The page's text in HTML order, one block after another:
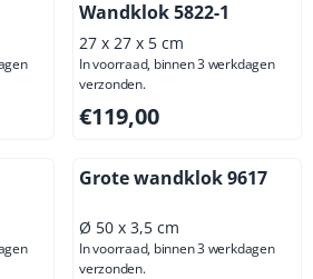
btw: 84,30
Wandklok 5822-1
27 x 27 x 5 cm
In voorraad, binnen 3 werkdagen
verzonden.
Prijs: 119,00, exclusief btw:
€119,00
Grote wandklok 9617
Ø 50 x 3,5 cm
In voorraad, binnen 3 werkdagen
verzonden.